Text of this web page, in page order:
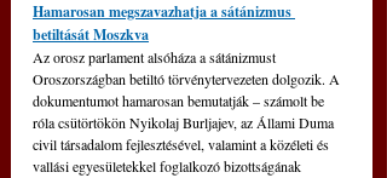
Hamarosan megszavazhatja a sátánizmus
betiltását Moszkva
Az orosz parlament alsóháza a sátánizmust
Oroszországban betiltó törvénytervezeten dolgozik. A
dokumentumot hamarosan bemutatják – számolt be
róla csütörtökön Nyikolaj Burljajev, az Állami Duma
civil társadalom fejlesztésével, valamint a közéleti és
vallási egyesületekkel foglalkozó bizottságának